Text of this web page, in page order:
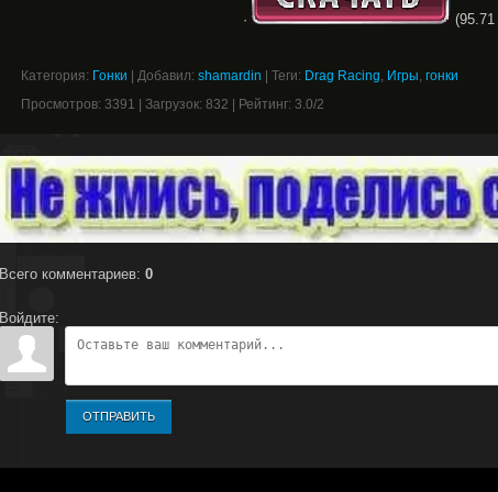
·
Категория: Гонки Добавил: shamardin Теги: Drag Racing, Игры, гонки
Просмотров: 3391 Загрузок: 832 Рейтинг: 3.0/2
Всего комментариев: 0
Войдите:
ОТПРАВИТЬ